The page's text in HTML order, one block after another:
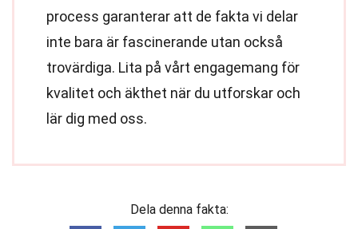
process garanterar att de fakta vi delar
inte bara är fascinerande utan också
trovärdiga. Lita på vårt engagemang för
kvalitet och äkthet när du utforskar och
lär dig med oss.
Dela denna fakta: